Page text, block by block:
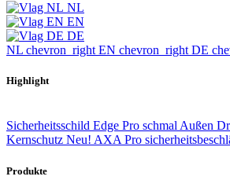
NL
EN
DE
NL chevron_right EN chevron_right DE
Highlight
Sicherheitsschild Edge Pro schmal Außen
Kernschutz Neu! AXA Pro
Produkte